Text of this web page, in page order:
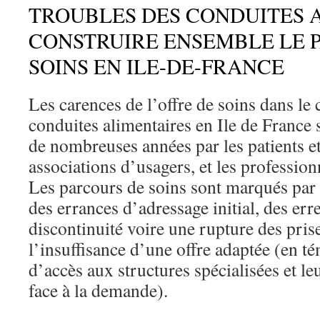
TROUBLES DES CONDUITES
CONSTRUIRE ENSEMBLE LE
SOINS EN ILE-DE-FRANCE
Les carences de l’offre de soins dans
conduites alimentaires en Ile de France
de nombreuses années par les patients
associations d’usagers, et les
Les parcours de soins sont marqués
des errances d’adressage initial, des
discontinuité voire une rupture des
l’insuffisance d’une offre adaptée (en
d’accès aux structures spécialisées et
face à la demande).